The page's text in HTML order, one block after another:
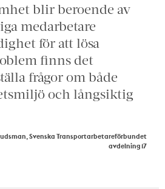
blir beroende av
medarbetare
för att lösa
finns det
frågor om både
och långsiktig
Svenska Transportarbetareförbundet
avdelning 17